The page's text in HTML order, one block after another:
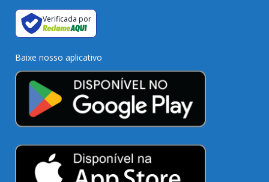
Verificada por
Baixe nosso aplicativo